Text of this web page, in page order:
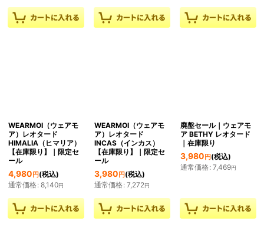
WEARMOI（ウェアモ
ア）レオタード
HIMALIA（ヒマリア）
【在庫限り】｜限定セ
ール
4,980 円 (税込)
通常価格: 8,140円
WEARMOI（ウェアモ
ア）レオタード
INCAS（インカス）
【在庫限り】｜限定セ
ール
3,980 円(税込)
通常価格: 7,272円
廃盤セール｜ウェアモ
ア BETHY レオタード
｜在庫限り
3,980 円(税込)
通常価格: 7,469円